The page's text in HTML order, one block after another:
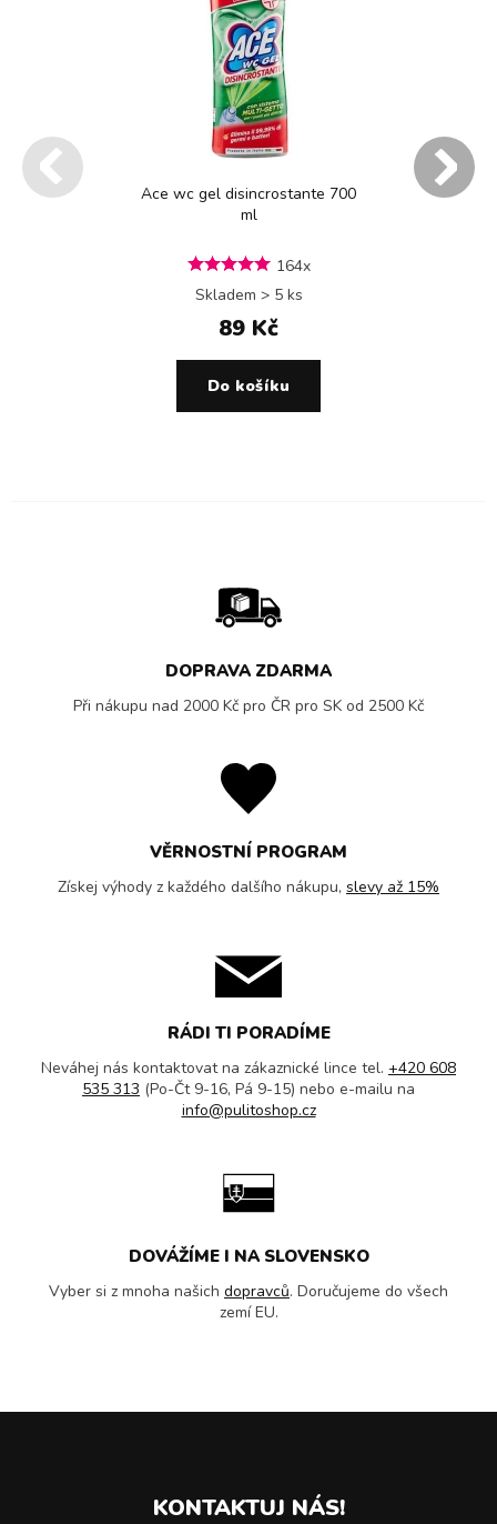
Ace wc gel disincrostante 700
ml
164x
Skladem > 5 ks
89 Kč
Do košíku
DOPRAVA ZDARMA
Při nákupu nad 2000 Kč pro ČR pro SK od 2500 Kč
VĚRNOSTNÍ PROGRAM
Získej výhody z každého dalšího nákupu, slevy až 15%
RÁDI TI PORADÍME
Neváhej nás kontaktovat na zákaznické lince tel. +420 608
535 313 (Po-Čt 9-16, Pá 9-15) nebo e-mailu na
info@pulitoshop.cz
DOVÁŽÍME I NA SLOVENSKO
Vyber si z mnoha našich dopravců. Doručujeme do všech
zemí EU.
KONTAKTUJ NÁS!